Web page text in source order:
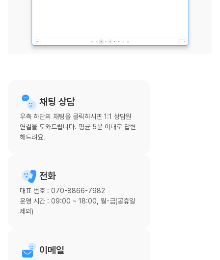
채팅 상담
우측 하단의 채팅을 클릭하시면 1:1 상담원
연결을 도와드립니다. 평균 5분 이내로 답변
해드려요.
전화
대표 번호 : 070-8866-7982
운영 시간 : 09:00 ~ 18:00, 월-금(공휴일
제외)
이메일